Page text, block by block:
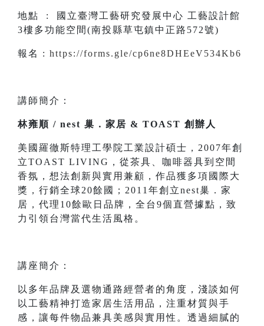
地點 : 國立臺灣工藝研究發展中心 工藝設計館
3樓多功能空間(南投縣草屯鎮中正路572號)
報名 : https://forms.gle/cp6ne8DHEeV534Kb6
講師簡介：
林雍順 / nest 巢．家居 & TOAST 創辦人
美國羅徹斯特理工學院工業設計碩士，2007年創
立TOAST LIVING，從茶具、咖啡器具到空間
香氛，想法創新與實用兼顧，作品獲多項國際大
獎，行銷全球20餘國；2011年創立nest巢．家
居，代理10餘歐日品牌，全台9個直營據點，致
力引領台灣當代生活風格。
講座簡介：
以多年品牌及選物通路經營者的角度，淺談如何
以工藝精神打造家居生活用品，注重材質與手
感，讓每件物品兼具美感與實用性。透過細膩的